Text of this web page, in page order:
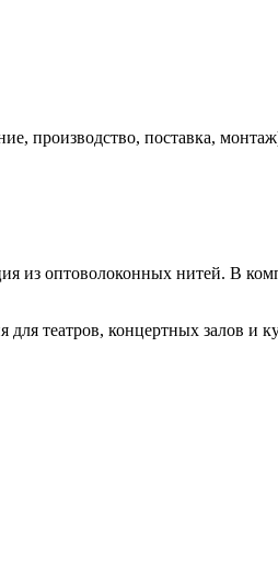
производство, поставка,
из оптоволоконных нитей. В
для театров, концертных залов и